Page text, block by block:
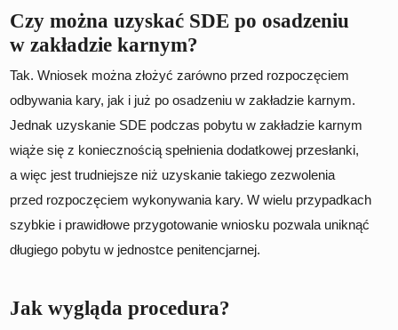
Czy można uzyskać SDE po osadzeniu
w zakładzie karnym?
Tak. Wniosek można złożyć zarówno przed rozpoczęciem
odbywania kary, jak i już po osadzeniu w zakładzie karnym.
Jednak uzyskanie SDE podczas pobytu w zakładzie karnym
wiąże się z koniecznością spełnienia dodatkowej przesłanki,
a więc jest trudniejsze niż uzyskanie takiego zezwolenia
przed rozpoczęciem wykonywania kary. W wielu przypadkach
szybkie i prawidłowe przygotowanie wniosku pozwala uniknąć
długiego pobytu w jednostce penitencjarnej.
Jak wygląda procedura?